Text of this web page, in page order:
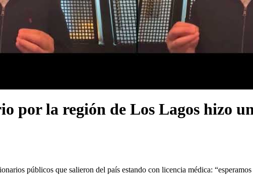
por la región de Los Lagos hizo
públicos que salieron del país estando con licencia médica: “esperamos